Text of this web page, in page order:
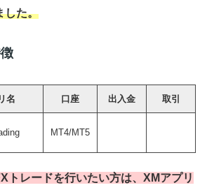
した。
名 口座 出入金 取引
MT4/MT5
トレードを行いたい方は、XMアプリ